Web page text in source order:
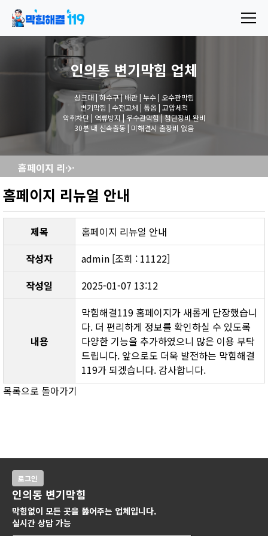
인의동 변기막힘 업체
싱크대 | 하수구 | 배관 | 누수 | 오수관막힘
변기막힘 | 수전교체 | 폽옵 | 고압세척
악취차단 | 역류방지 | 우수관막힘 | 첨단장비 완비
30분 내 신속출동 | 미해결시 출장비 없음
홈페이지 리뉴얼 안내
홈페이지 리뉴얼 안내
제목
홈페이지 리뉴얼 안내
작성자
admin [조회 : 11122]
작성일
2025-01-07 13:12
내용
막힘해결119 홈페이지가 새롭게 단장했습니
다. 더 편리하게 정보를 확인하실 수 있도록
다양한 기능을 추가하였으니 많은 이용 부탁
드립니다. 앞으로도 더욱 발전하는 막힘해결
119가 되겠습니다. 감사합니다.
목록으로 돌아가기
로그인
인의동 변기막힘
막힘없이 모든 곳을 뚫어주는 업체입니다.
실시간 상담 가능